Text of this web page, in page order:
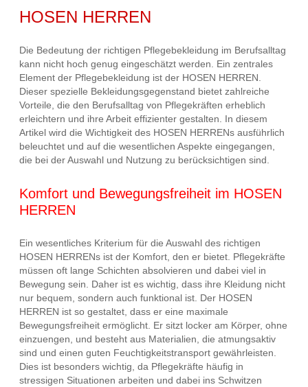
HOSEN HERREN
Die Bedeutung der richtigen Pflegebekleidung im Berufsalltag
kann nicht hoch genug eingeschätzt werden. Ein zentrales
Element der Pflegebekleidung ist der HOSEN HERREN.
Dieser spezielle Bekleidungsgegenstand bietet zahlreiche
Vorteile, die den Berufsalltag von Pflegekräften erheblich
erleichtern und ihre Arbeit effizienter gestalten. In diesem
Artikel wird die Wichtigkeit des HOSEN HERRENs ausführlich
beleuchtet und auf die wesentlichen Aspekte eingegangen,
die bei der Auswahl und Nutzung zu berücksichtigen sind.
Komfort und Bewegungsfreiheit im HOSEN
HERREN
Ein wesentliches Kriterium für die Auswahl des richtigen
HOSEN HERRENs ist der Komfort, den er bietet. Pflegekräfte
müssen oft lange Schichten absolvieren und dabei viel in
Bewegung sein. Daher ist es wichtig, dass ihre Kleidung nicht
nur bequem, sondern auch funktional ist. Der HOSEN
HERREN ist so gestaltet, dass er eine maximale
Bewegungsfreiheit ermöglicht. Er sitzt locker am Körper, ohne
einzuengen, und besteht aus Materialien, die atmungsaktiv
sind und einen guten Feuchtigkeitstransport gewährleisten.
Dies ist besonders wichtig, da Pflegekräfte häufig in
stressigen Situationen arbeiten und dabei ins Schwitzen